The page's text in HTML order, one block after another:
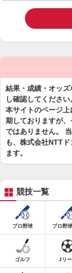
結果・成績・オッ
し確認してください
本サイトのページ
期しておりますが
ではありません。
も、株式会社NTT
ます。
競技一覧
プロ野球 プロ野
ゴルフ Jリ